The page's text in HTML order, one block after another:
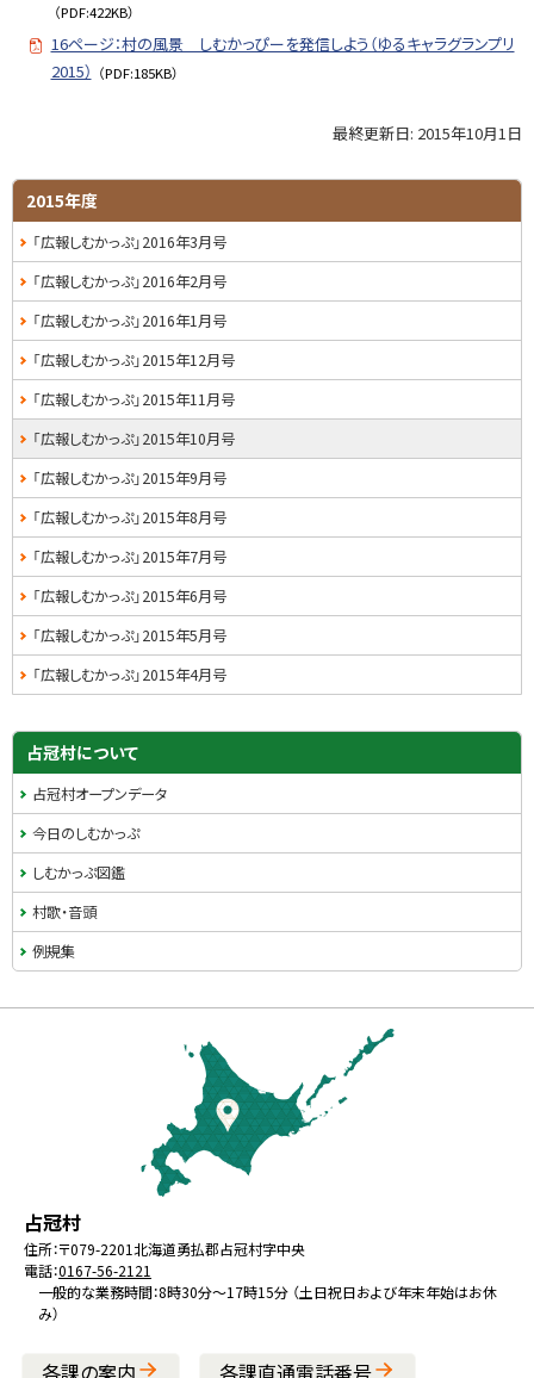
（PDF:422KB）
16ページ：村の風景 しむかっぴーを発信しよう（ゆるキャラグランプリ
2015） （PDF:185KB）
プ
に
戻
最終更新日: 2015年10月1日
サ
イ
ド
・
メ
ニ
ュ
ー
2015年度
「広報しむかっぷ」2016年3月号
「広報しむかっぷ」2016年2月号
「広報しむかっぷ」2016年1月号
「広報しむかっぷ」2015年12月号
「広報しむかっぷ」2015年11月号
「広報しむかっぷ」2015年10月号
「広報しむかっぷ」2015年9月号
「広報しむかっぷ」2015年8月号
「広報しむかっぷ」2015年7月号
「広報しむかっぷ」2015年6月号
「広報しむかっぷ」2015年5月号
「広報しむかっぷ」2015年4月号
占冠村について
占冠村オープンデータ
今日のしむかっぷ
しむかっぷ図鑑
村歌・音頭
例規集
北
海
道
占冠村役
場
住所：〒079-2201北海道勇払郡占冠村字中央
電話：0167-56-2121
一般的な業務時間：8時30分～17時15分 （土日祝日および年末年始はお休
み）
各課の案内 各課直通電話番号